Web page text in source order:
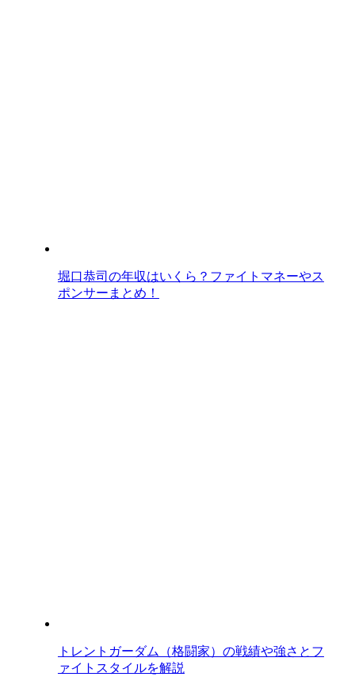
堀口恭司の年収はいくら？ファイトマネーやス
ポンサーまとめ！
トレントガーダム（格闘家）の戦績や強さとフ
ァイトスタイルを解説